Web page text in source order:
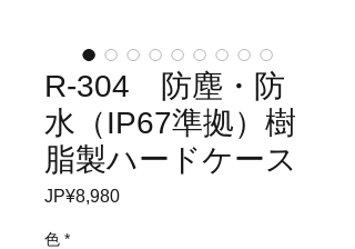
R-304 防塵・防
水（IP67準拠）樹
脂製ハードケース
JP¥8,980價
色 *